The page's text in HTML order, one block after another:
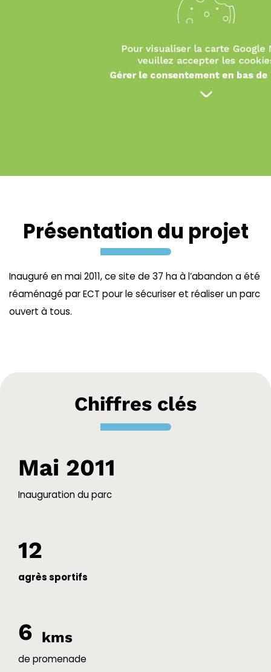
Présentation du projet
Inauguré en mai 2011, ce site de 37 ha à l’abandon a été
réaménagé par ECT pour le sécuriser et réaliser un parc
ouvert à tous.
Chiffres clés
Mai 2011
Inauguration du parc
12
agrès sportifs
6 kms
de promenade